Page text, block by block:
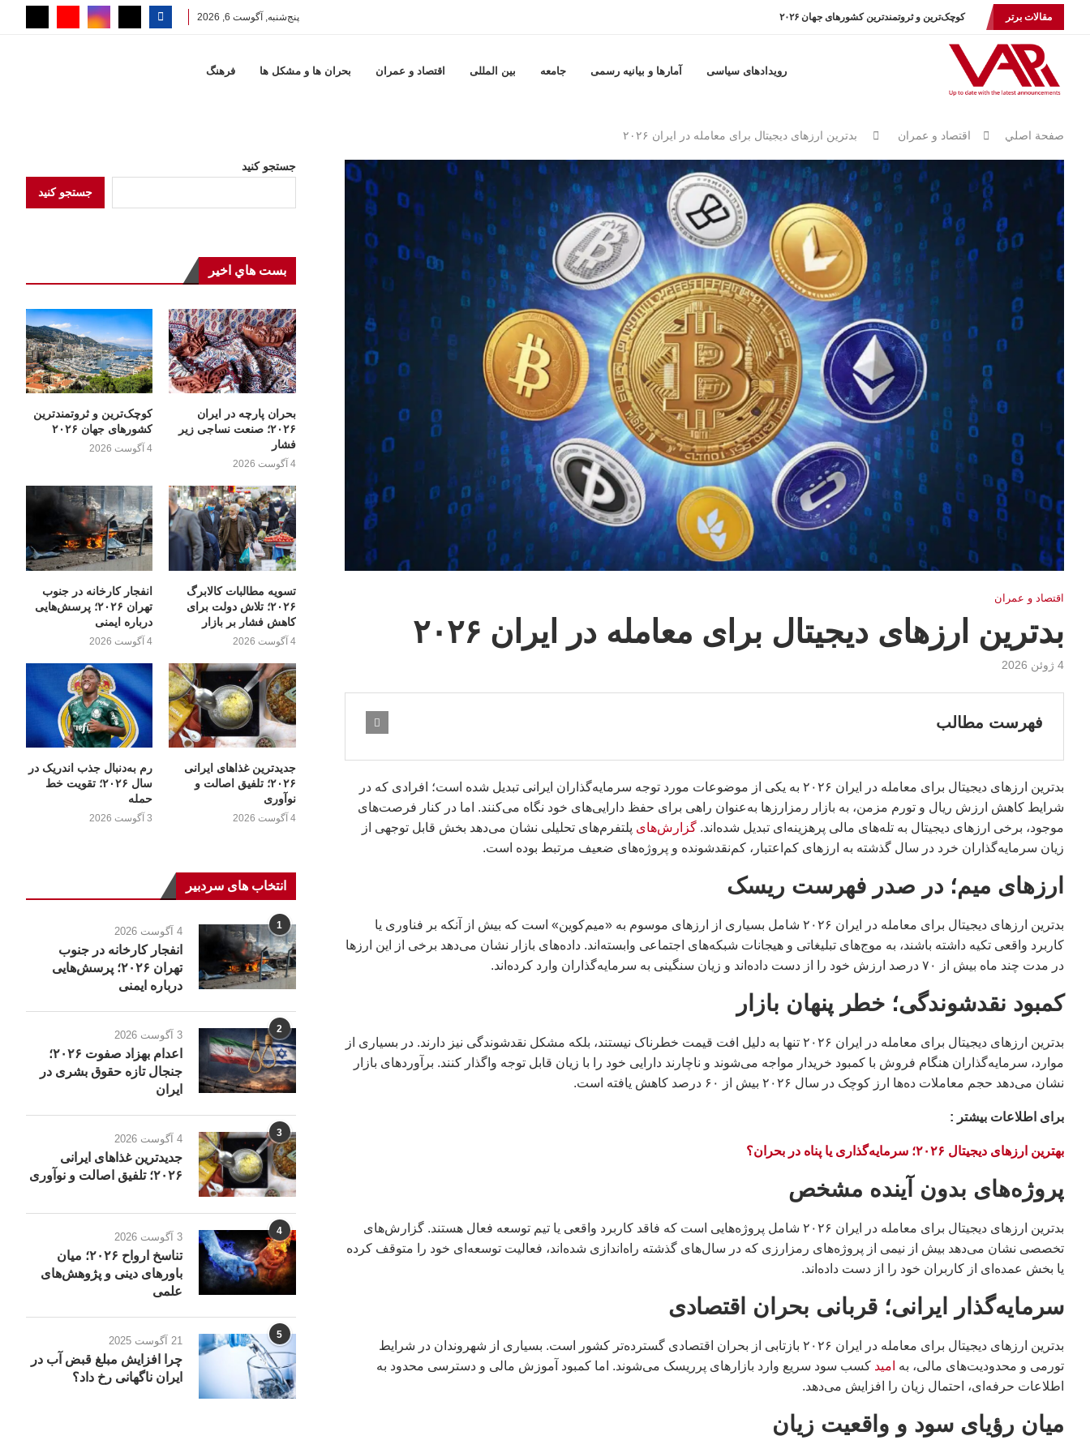
مقالات برتر کوچک‌ترین و ثروتمندترین کشورهای جهان ۲۰۲۶ پنج‌شنبه, آگوست 6, 2026
رویدادهای سیاسی آمارها و بيانيه رسمى جامعه بين المللى اقتصاد و عمران بحران ها و مشكل ها فرهنگ
صفحة اصلي اقتصاد و عمران بدترین ارزهای دیجیتال برای معامله در ایران ۲۰۲۶
اقتصاد و عمران
بدترین ارزهای دیجیتال برای معامله در ایران ۲۰۲۶
4 ژوئن 2026
فهرست مطالب
بدترین ارزهای دیجیتال برای معامله در ایران ۲۰۲۶ به یکی از موضوعات مورد توجه سرمایه‌گذاران ایرانی تبدیل شده است؛ افرادی که در
شرایط کاهش ارزش ریال و تورم مزمن، به بازار رمزارزها به‌عنوان راهی برای حفظ دارایی‌های خود نگاه می‌کنند. اما در کنار فرصت‌های
موجود، برخی ارزهای دیجیتال به تله‌های مالی پرهزینه‌ای تبدیل شده‌اند. گزارش‌های پلتفرم‌های تحلیلی نشان می‌دهد بخش قابل توجهی از
زیان سرمایه‌گذاران خرد در سال گذشته به ارزهای کم‌اعتبار، کم‌نقدشونده و پروژه‌های ضعیف مرتبط بوده است.
ارزهای میم؛ در صدر فهرست ریسک
بدترین ارزهای دیجیتال برای معامله در ایران ۲۰۲۶ شامل بسیاری از ارزهای موسوم به «میم‌کوین» است که بیش از آنکه بر فناوری یا
کاربرد واقعی تکیه داشته باشند، به موج‌های تبلیغاتی و هیجانات شبکه‌های اجتماعی وابسته‌اند. داده‌های بازار نشان می‌دهد برخی از این ارزها
در مدت چند ماه بیش از ۷۰ درصد ارزش خود را از دست داده‌اند و زیان سنگینی به سرمایه‌گذاران وارد کرده‌اند.
کمبود نقدشوندگی؛ خطر پنهان بازار
بدترین ارزهای دیجیتال برای معامله در ایران ۲۰۲۶ تنها به دلیل افت قیمت خطرناک نیستند، بلکه مشکل نقدشوندگی نیز دارند. در بسیاری از
موارد، سرمایه‌گذاران هنگام فروش با کمبود خریدار مواجه می‌شوند و ناچارند دارایی خود را با زیان قابل توجه واگذار کنند. برآوردهای بازار
نشان می‌دهد حجم معاملات ده‌ها ارز کوچک در سال ۲۰۲۶ بیش از ۶۰ درصد کاهش یافته است.
براى اطلاعات بيشتر :
بهترین ارزهای دیجیتال ۲۰۲۶؛ سرمایه‌گذاری یا پناه در بحران؟
پروژه‌های بدون آینده مشخص
بدترین ارزهای دیجیتال برای معامله در ایران ۲۰۲۶ شامل پروژه‌هایی است که فاقد کاربرد واقعی یا تیم توسعه فعال هستند. گزارش‌های
تخصصی نشان می‌دهد بیش از نیمی از پروژه‌های رمزارزی که در سال‌های گذشته راه‌اندازی شده‌اند، فعالیت توسعه‌ای خود را متوقف کرده
یا بخش عمده‌ای از کاربران خود را از دست داده‌اند.
سرمایه‌گذار ایرانی؛ قربانی بحران اقتصادی
بدترین ارزهای دیجیتال برای معامله در ایران ۲۰۲۶ بازتابی از بحران اقتصادی گسترده‌تر کشور است. بسیاری از شهروندان در شرایط
تورمی و محدودیت‌های مالی، به امید کسب سود سریع وارد بازارهای پرریسک می‌شوند. اما کمبود آموزش مالی و دسترسی محدود به
اطلاعات حرفه‌ای، احتمال زیان را افزایش می‌دهد.
میان رؤیای سود و واقعیت زیان
جستجو کنید
جستجو کنید
بست هاي اخير
بحران پارچه در ایران
۲۰۲۶؛ صنعت نساجی زیر
فشار
4 آگوست 2026
کوچک‌ترین و ثروتمندترین
کشورهای جهان ۲۰۲۶
4 آگوست 2026
تسویه مطالبات کالابرگ
۲۰۲۶؛ تلاش دولت برای
کاهش فشار بر بازار
4 آگوست 2026
انفجار کارخانه در جنوب
تهران ۲۰۲۶؛ پرسش‌هایی
درباره ایمنی
4 آگوست 2026
جدیدترین غذاهای ایرانی
۲۰۲۶؛ تلفیق اصالت و
نوآوری
4 آگوست 2026
رم به‌دنبال جذب اندریک در
سال ۲۰۲۶؛ تقویت خط
حمله
3 آگوست 2026
انتخاب های سردبیر
1 4 آگوست 2026
انفجار کارخانه در جنوب
تهران ۲۰۲۶؛ پرسش‌هایی
درباره ایمنی
2 3 آگوست 2026
اعدام بهزاد صفوت ۲۰۲۶؛
جنجال تازه حقوق بشری در
ایران
3 4 آگوست 2026
جدیدترین غذاهای ایرانی
۲۰۲۶؛ تلفیق اصالت و نوآوری
4 3 آگوست 2026
تناسخ ارواح ۲۰۲۶؛ میان
باورهای دینی و پژوهش‌های
علمی
5 21 آگوست 2025
چرا افزایش مبلغ قبض آب در
ایران ناگهانی رخ داد؟